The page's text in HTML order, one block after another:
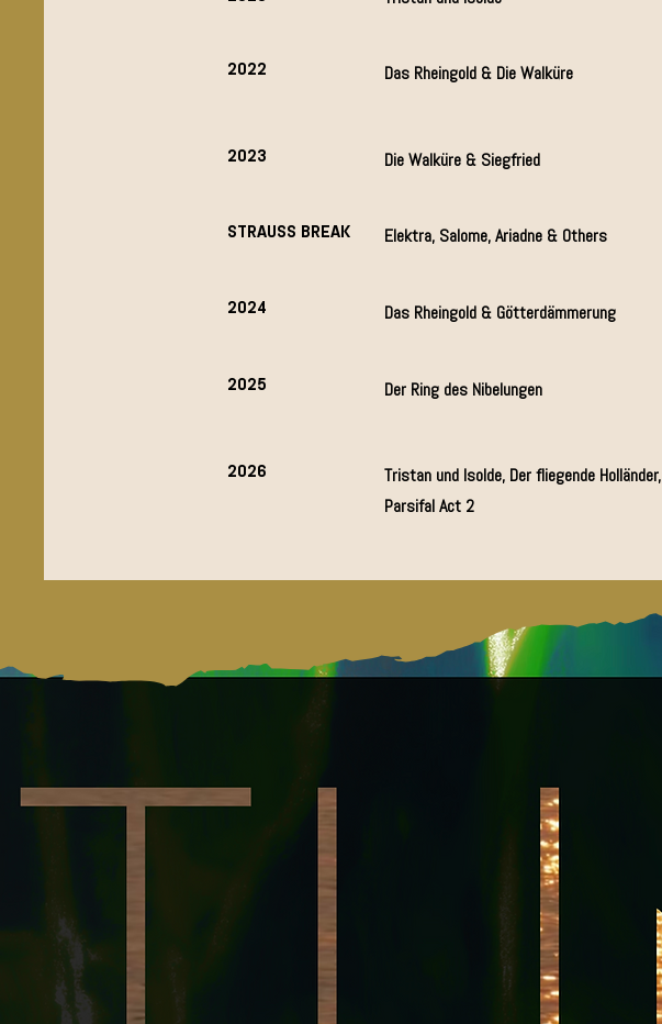
2022 Das Rheingold & Die Walküre
2023 Die Walküre & Siegfried
STRAUSS BREAK Elektra, Salome, Ariadne & Others
2024 Das Rheingold & Götterdämmerung
2025 Der Ring des Nibelungen
2026
Tristan und Isolde, Der fliegende Holländer,
Parsifal Act 2